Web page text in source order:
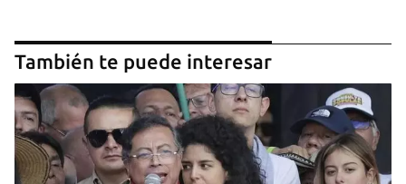
También te puede interesar